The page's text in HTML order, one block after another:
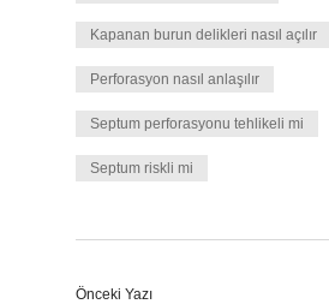
Kapanan burun delikleri nasıl açılır
Perforasyon nasıl anlaşılır
Septum perforasyonu tehlikeli mi
Septum riskli mi
Önceki Yazı